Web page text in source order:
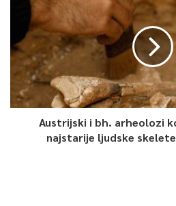
Austrijski i bh. arheolozi
najstarije ljudske